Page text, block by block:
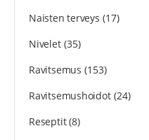
Naisten terveys (17)
Nivelet(35)
Ravitsemus (153)
Ravitsemushoidot(24)
Reseptit(8)